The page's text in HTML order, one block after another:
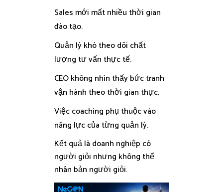
Sales mới mất nhiều thời gian
đào tạo.
Quản lý khó theo dõi chất
lượng tư vấn thực tế.
CEO không nhìn thấy bức tranh
vận hành theo thời gian thực.
Việc coaching phụ thuộc vào
năng lực của từng quản lý.
Kết quả là doanh nghiệp có
người giỏi nhưng không thể
nhân bản người giỏi.